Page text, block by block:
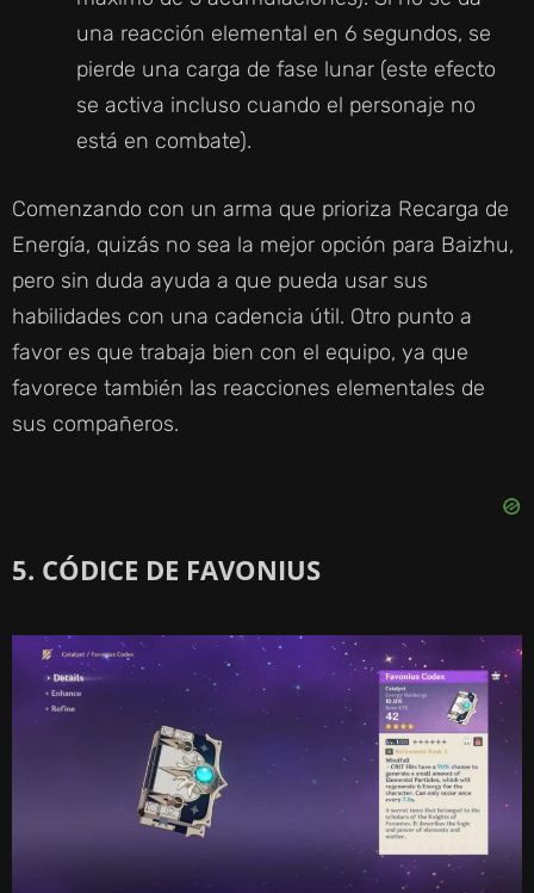
una reacción elemental en 6 segundos, se
pierde una carga de fase lunar (este efecto
se activa incluso cuando el personaje no
está en combate).
Comenzando con un arma que prioriza Recarga de
Energía, quizás no sea la mejor opción para Baizhu,
pero sin duda ayuda a que pueda usar sus
habilidades con una cadencia útil. Otro punto a
favor es que trabaja bien con el equipo, ya que
favorece también las reacciones elementales de
sus compañeros.
5. CÓDICE DE FAVONIUS